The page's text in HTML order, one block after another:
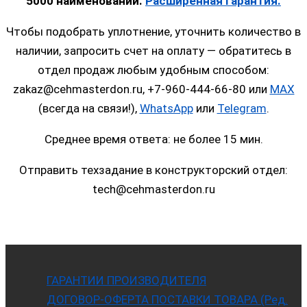
Чтобы подобрать уплотнение, уточнить количество в
наличии, запросить счет на оплату — обратитесь в
отдел продаж любым удобным способом:
zakaz@cehmasterdon.ru, +7-960-444-66-80 или MAX
(всегда на связи!), WhatsAppили Telegram.
Среднее время ответа: не более 15 мин.
Отправить техзадание в конструкторский отдел:
tech@cehmasterdon.ru
ГАРАНТИИ ПРОИЗВОДИТЕЛЯ
ДОГОВОР-ОФЕРТА ПОСТАВКИ ТОВАРА (Ред.